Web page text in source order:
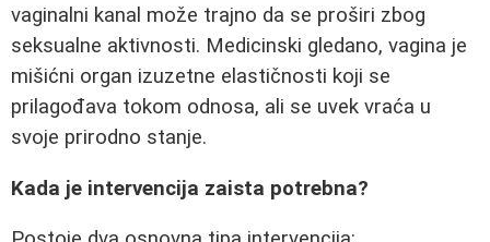
vaginalni kanal može trajno da se proširi zbog
seksualne aktivnosti. Medicinski gledano, vagina je
mišićni organ izuzetne elastičnosti koji se
prilagođava tokom odnosa, ali se uvek vraća u
svoje prirodno stanje.
Kada je intervencija zaista potrebna?